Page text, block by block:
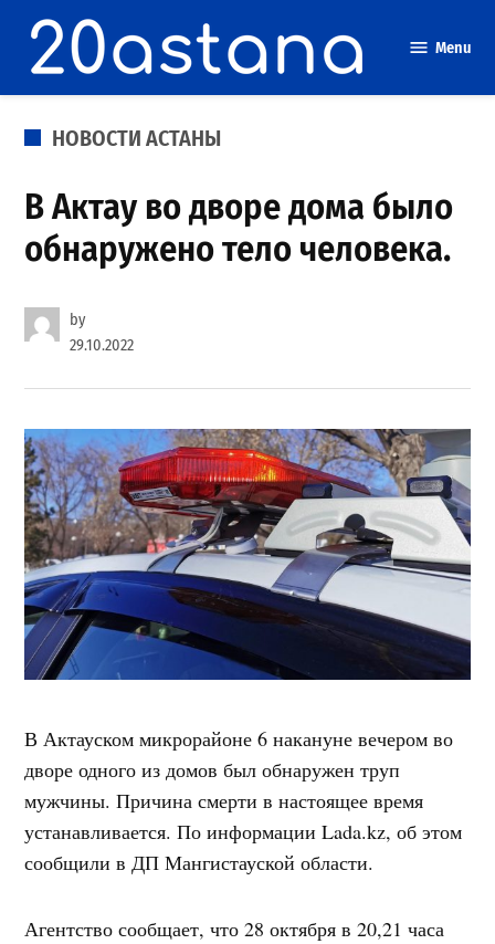
content
Menu
POSTED
НОВОСТИ АСТАНЫ
В Актау во дворе дома было
обнаружено тело человека.
by
29.10.2022
В Актауском микрорайоне 6 накануне вечером во
дворе одного из домов был обнаружен труп
мужчины. Причина смерти в настоящее время
устанавливается. По информации Lada.kz, об этом
сообщили в ДП Мангистауской области.
Агентство сообщает, что 28 октября в 20,21 часа